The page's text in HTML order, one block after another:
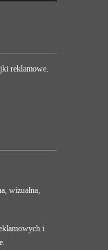
reklamowe.
wizualna,
i